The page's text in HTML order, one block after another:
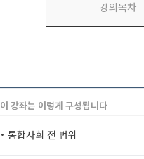
강의목차
이 강좌는 이렇게 구성됩니다
• 통합사회 전 범위